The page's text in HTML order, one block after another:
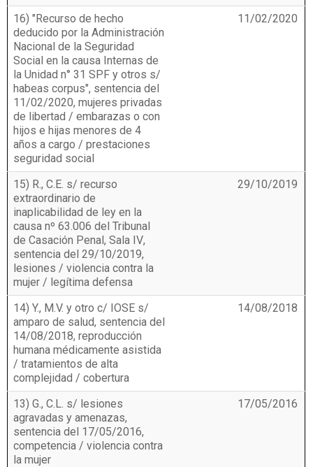
16) "Recurso de hecho
deducido por la Administración
Nacional de la Seguridad
Social en la causa Internas de
la Unidad n° 31 SPF y otros s/
habeas corpus", sentencia del
11/02/2020, mujeres privadas
de libertad / embarazas o con
hijos e hijas menores de 4
años a cargo / prestaciones
seguridad social
11/02/2020
15) R., C.E. s/ recurso
extraordinario de
inaplicabilidad de ley en la
causa nº 63.006 del Tribunal
de Casación Penal, Sala IV,
sentencia del 29/10/2019,
lesiones / violencia contra la
mujer / legítima defensa
29/10/2019
14) Y., M.V. y otro c/ IOSE s/
amparo de salud, sentencia del
14/08/2018, reproducción
humana médicamente asistida
/ tratamientos de alta
complejidad / cobertura
14/08/2018
13) G., C.L. s/ lesiones
agravadas y amenazas,
sentencia del 17/05/2016,
competencia / violencia contra
la mujer
17/05/2016